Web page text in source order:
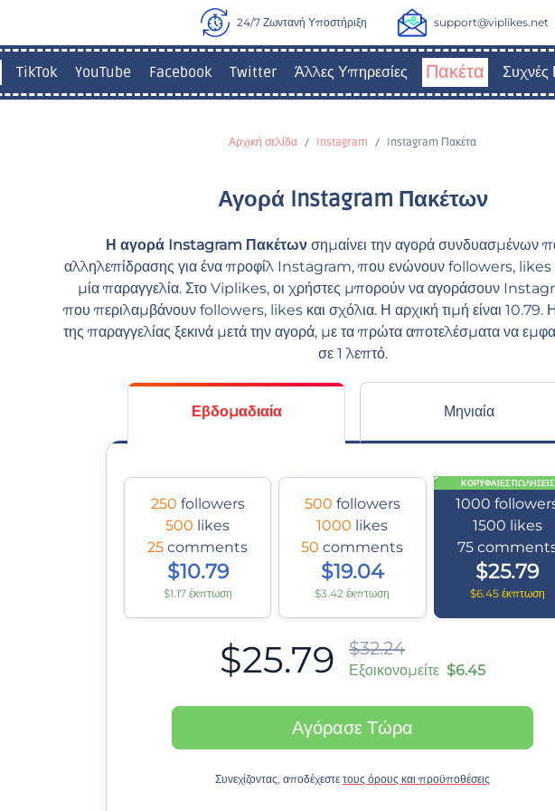
24/7 Ζωντανή Υποστήριξη support@viplikes.net
TikTok YouTube Facebook Twitter Άλλες Υπηρεσίες Πακέτα Συχνές
Αρχική σελίδα Instagram Instagram Πακέτα
Αγορά Instagram Πακέτων
Η αγορά Instagram Πακέτων σημαίνει την αγορά συνδυασμένων
αλληλεπίδρασης για ένα προφίλ Instagram, που ενώνουν followers, likes
μία παραγγελία. Στο Viplikes, οι χρήστες μπορούν να αγοράσουν
που περιλαμβάνουν followers, likes και σχόλια. Η αρχική τιμή είναι 10.79.
της παραγγελίας ξεκινά μετά την αγορά, με τα πρώτα αποτελέσματα να
σε 1 λεπτό.
Εβδομαδιαία Μηνιαία
250 followers
500 likes
25comments
$10.79
$1.17 έκπτωση
500 followers
1000 likes
50comments
$19.04
$3.42 έκπτωση
ΚΟΡΥΦΑΊΕΣ ΠΩΛΉΣΕΙΣ
1000
1500 likes
75
$25.79
$6.45 έκπτωση
$25.79 $32.24
Εξοικονομείτε $6.45
Αγόρασε Τώρα
Συνεχίζοντας, αποδέχεστε τους όρους και προϋποθέσεις